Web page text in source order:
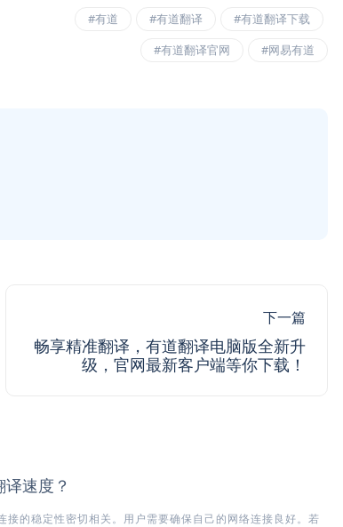
#有道 #有道翻译
#有道翻译下载
#有道翻译官网
#网易有道
下一篇
畅享精准翻译，有道翻译电脑版全新升
级，官网最新客户端等你下载！
速度？
接的稳定性密切相关。用户需要确保自己的网络连接良好。若